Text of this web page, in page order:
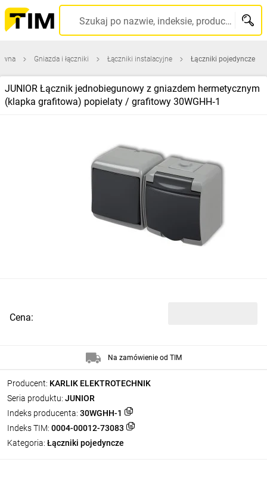
Szukaj po nazwie, indeksie, producencie, kodzie kreskowym...
Gniazda i łączniki Łączniki instalacyjne Łączniki pojedyncze
JUNIOR Łącznik jednobiegunowy z gniazdem hermetycznym
(klapka grafitowa) popielaty / grafitowy 30WGHH‑1
Producent: KARLIK ELEKTROTECHNIK
Seria produktu: JUNIOR
Indeks producenta: 30WGHH-1
Indeks TIM: 0004-00012-73083
Kategoria: Łączniki pojedyncze
Cena:
Na zamówienie od TIM